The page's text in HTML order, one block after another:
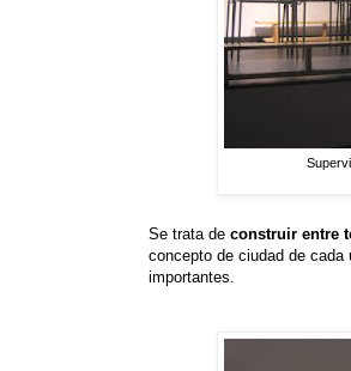
Se trata de construir entre
concepto de ciudad de
importantes.